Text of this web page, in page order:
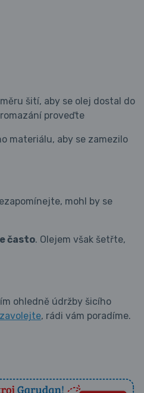
šití, aby se olej dostal do
proveďte
materiálu, aby se zamezilo
mohl by se
často. Olejem však šetřte,
ohledně údržby šicího
, rádi vám poradíme.